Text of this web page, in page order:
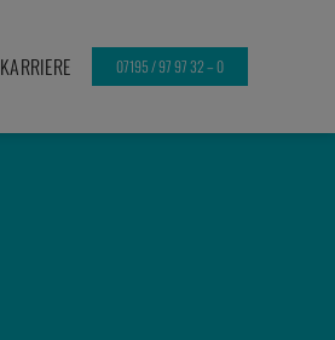
KARRIERE 07195 / 97 97 32 – 0